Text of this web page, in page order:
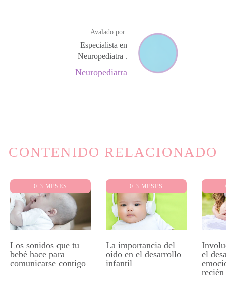
Avalado por:
Especialista en
Neuropediatra .
Neuropediatra
CONTENIDO RELACIONADO
0-3 MESES
Los sonidos que tu
bebé hace para
comunicarse contigo
0-3 MESES
La importancia del
oído en el desarrollo
infantil
el